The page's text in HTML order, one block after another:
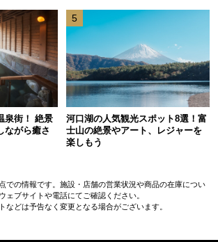
泉街！ 絶景
ながら癒さ
5
河口湖の人気観光スポット8選！富
士山の絶景やアート、レジャーを
楽しもう
での情報です。施設・店舗の営業状況や商品の在庫につい
ェブサイトや電話にてご確認ください。
などは予告なく変更となる場合がございます。